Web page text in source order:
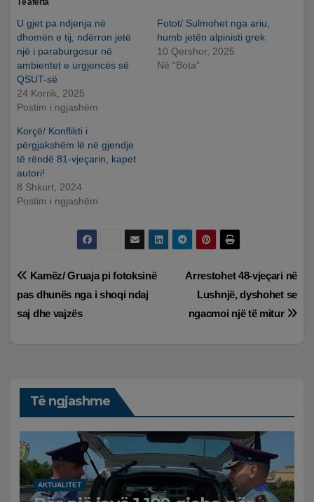
Të afërta
U gjet pa ndjenja në
dhomën e tij, ndërron jetë
një i paraburgosur në
ambientet e urgjencës së
QSUT-së
24 Korrik, 2025
Postim i ngjashëm
Fotot/ Sulmohet nga ariu,
humb jetën alpinisti grek
10 Qershor, 2025
Në “Bota”
Korçë/ Konflikti i
përgjakshëm lë në gjendje
të rëndë 81-vjeçarin, kapet
autori!
8 Shkurt, 2024
Postim i ngjashëm
Lëvizje
te
Arrestohet 48-vjeçari në
Lushnjë, dyshohet se
ngacmoi një të mitur
Kamëz/ Gruaja pi fotoksinë
pas dhunës nga i shoqi ndaj
saj dhe vajzës
Të ngjashme
AKTUALITET